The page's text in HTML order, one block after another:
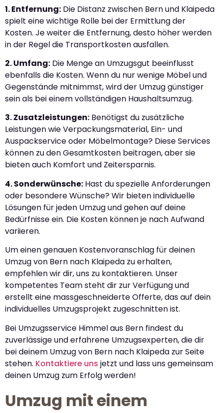
1. Entfernung: Die Distanz zwischen Bern und Klaipeda
spielt eine wichtige Rolle bei der Ermittlung der
Kosten. Je weiter die Entfernung, desto höher werden
in der Regel die Transportkosten ausfallen.
2. Umfang: Die Menge an Umzugsgut beeinflusst
ebenfalls die Kosten. Wenn du nur wenige Möbel und
Gegenstände mitnimmst, wird der Umzug günstiger
sein als bei einem vollständigen Haushaltsumzug.
3. Zusatzleistungen: Benötigst du zusätzliche
Leistungen wie Verpackungsmaterial, Ein- und
Auspackservice oder Möbelmontage? Diese Services
können zu den Gesamtkosten beitragen, aber sie
bieten auch Komfort und Zeitersparnis.
4. Sonderwünsche: Hast du spezielle Anforderungen
oder besondere Wünsche? Wir bieten individuelle
Lösungen für jeden Umzug und gehen auf deine
Bedürfnisse ein. Die Kosten können je nach Aufwand
variieren.
Um einen genauen Kostenvoranschlag für deinen
Umzug von Bern nach Klaipeda zu erhalten,
empfehlen wir dir, uns zu kontaktieren. Unser
kompetentes Team steht dir zur Verfügung und
erstellt eine massgeschneiderte Offerte, das auf dein
individuelles Umzugsprojekt zugeschnitten ist.
Bei Umzugsservice Himmel aus Bern findest du
zuverlässige und erfahrene Umzugsexperten, die dir
bei deinem Umzug von Bern nach Klaipeda zur Seite
stehen. Kontaktiere uns jetzt und lass uns gemeinsam
deinen Umzug zum Erfolg werden!
Umzug mit einem